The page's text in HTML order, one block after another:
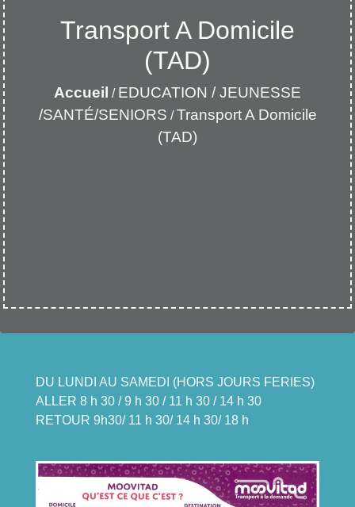
Transport A Domicile
(TAD)
Accueil / EDUCATION / JEUNESSE
/SANTÉ/SENIORS /Transport A Domicile
(TAD)
DU LUNDI AU SAMEDI (HORS JOURS FERIES)
ALLER 8 h 30 / 9 h 30 / 11 h 30 / 14 h 30
RETOUR 9h30/ 11 h 30/ 14 h 30/ 18 h